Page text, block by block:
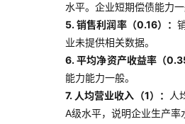
水平。企业短期偿债能力一
5. 销售利润率（0.16）：
业未提供相关数据。
6. 平均净资产收益率（
能力能力一般。
7. 人均营业收入（1）：
人
A级水平，说明企业生产率